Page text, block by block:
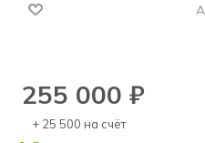
255 000 ₽
+ 25 500 на счёт